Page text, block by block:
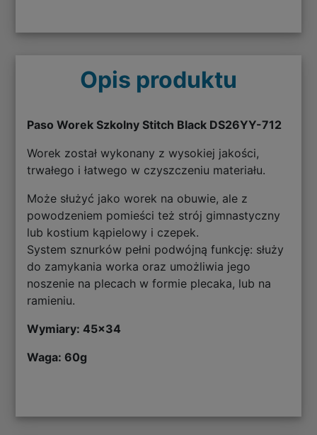
Opis produktu
Paso Worek Szkolny Stitch Black DS26YY-712
Worek został wykonany z wysokiej jakości,
trwałego i łatwego w czyszczeniu materiału.
Może służyć jako worek na obuwie, ale z
powodzeniem pomieści też strój gimnastyczny
lub kostium kąpielowy i czepek.
System sznurków pełni podwójną funkcję: służy
do zamykania worka oraz umożliwia jego
noszenie na plecach w formie plecaka, lub na
ramieniu.
Wymiary: 45x34
Waga: 60g